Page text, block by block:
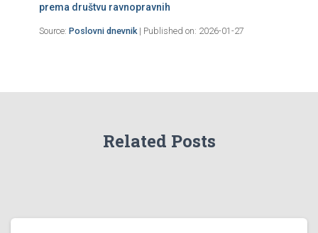
prema društvu ravnopravnih
Source: Poslovni dnevnik Published on: 2026-01-27
Related Posts